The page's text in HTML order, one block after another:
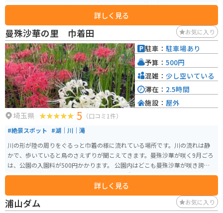
されています。 9月の例祭日に、赤ちゃんの泣き相撲が有名です。4月の7、
8、9日は本殿横の枝垂桜のライトアップを行います。御朱印帳は子安神社と
金刀比羅神社の2種類があり俳人・山口誓子氏のそれぞれの神社にちなんだ俳
句が詠まれています。
詳しく見る
曼殊沙華の里 巾着田 お気に入り
埼玉県 5 （口コミ1件）
#絶景スポット #湖｜川｜滝
川の形が陸の周りをぐるっと巾着の様に流れている場所です。川の流れは静
かで、歩いていると鳥のさえずりが聞こえてきます。曼殊沙華が咲く9月ごろ
は、公園の入園料が500円かかります。 公園内はどこも曼殊沙華が咲き誇
り、まさに赤色の絨毯です。カメラを持って遊びに行くのもよし、静かに花
畑を眺めるのもよし、期間限定の美しい景色を楽しむことができます。
詳しく見る
駐車： 駐車場あり
予算： 500円
混雑： 少し空いている
滞在： 2.5時間
施設： 屋外
浦山ダム お気に入り